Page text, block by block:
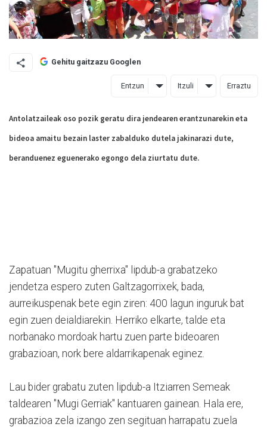
Gehitu gaitzazu Googlen
Entzun Itzuli Erraztu
Antolatzaileak oso pozik geratu dira jendearen erantzunarekin eta
bideoa amaitu bezain laster zabalduko dutela jakinarazi dute,
beranduenez eguenerako egongo dela ziurtatu dute.
Zapatuan "Mugitu gherrixa" lipdub-a grabatzeko
jendetza espero zuten Galtzagorrixek, bada,
aurreikuspenak bete egin ziren: 400 lagun inguruk bat
egin zuen deialdiarekin. Herriko elkarte, talde eta
norbanako mordoak hartu zuen parte bideoaren
grabazioan, nork bere aldarrikapenak eginez.
Lau bider grabatu zuten lipdub-a Itziarren Semeak
taldearen "Mugi Gerriak" kantuaren gainean. Hala ere,
grabazioa zela izango zen segituan harrapatu zuela